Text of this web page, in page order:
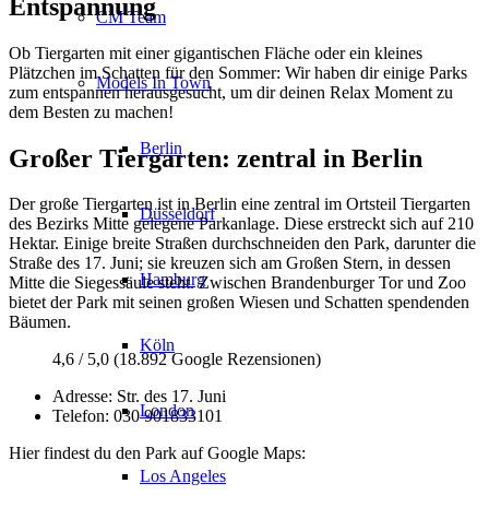
CM Team
Models In Town
Berlin
Düsseldorf
Hamburg
Köln
London
Los Angeles
Entspannung
Ob Tiergarten mit einer gigantischen Fläche oder ein kleines
Plätzchen im Schatten für den Sommer: Wir haben dir einige Parks
zum entspannen herausgesucht, um dir deinen Relax Moment zu
dem Besten zu machen!
Großer Tiergarten: zentral in Berlin
Der große Tiergarten ist in Berlin eine zentral im Ortsteil Tiergarten
des Bezirks Mitte gelegene Parkanlage. Diese erstreckt sich auf 210
Hektar. Einige breite Straßen durchschneiden den Park, darunter die
Straße des 17. Juni; sie kreuzen sich am Großen Stern, in dessen
Mitte die Siegessäule steht. Zwischen Brandenburger Tor und Zoo
bietet der Park mit seinen großen Wiesen und Schatten spendenden
Bäumen.
4,6 / 5,0 (18.892 Google Rezensionen)
Adresse: Str. des 17. Juni
Telefon: 030 901833101
Hier findest du den Park auf Google Maps: